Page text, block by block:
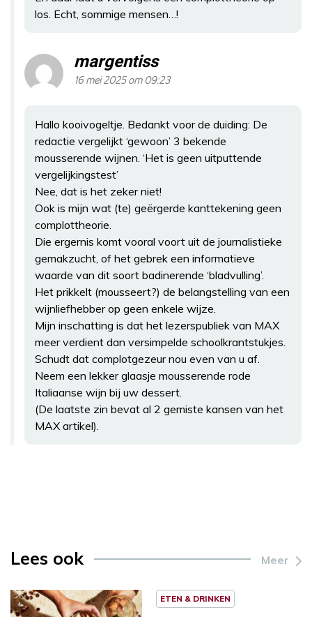
los. Echt, sommige mensen…!
margentiss
16 mei 2025 om 09:23
Hallo kooivogeltje. Bedankt voor de duiding: De
redactie vergelijkt ‘gewoon’ 3 bekende
mousserende wijnen. ‘Het is geen uitputtende
vergelijkingstest’
Nee, dat is het zeker niet!
Ook is mijn wat (te) geërgerde kanttekening geen
complottheorie.
Die ergernis komt vooral voort uit de journalistieke
gemakzucht, of het gebrek een informatieve
waarde van dit soort badinerende ‘bladvulling’.
Het prikkelt (mousseert?) de belangstelling van een
wijnliefhebber op geen enkele wijze.
Mijn inschatting is dat het lezerspubliek van MAX
meer verdient dan versimpelde schoolkrantstukjes.
Schudt dat complotgezeur nou even van u af.
Neem een lekker glaasje mousserende rode
Italiaanse wijn bij uw dessert.
(De laatste zin bevat al 2 gemiste kansen van het
MAX artikel).
Lees ook Meer
ETEN & DRINKEN